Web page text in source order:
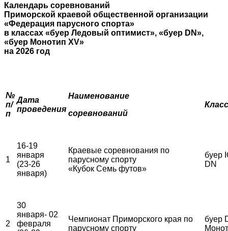
Календарь соревнований
Приморской краевой общественной организации
«Федерация парусного спорта»
в классах «буер Ледовый оптимист», «буер DN»,
«буер Монотип XV»
на 2026 год
№
п/
п
Дата
проведения
Наименование
соревнований
Класс
1
16-19
января
(23-26
января)
Краевые соревнования по
парусному спорту
«Кубок Семь футов»
буер
DN
2
30
января- 02
февраля
Чемпионат Приморского края по
парусному спорту
буер